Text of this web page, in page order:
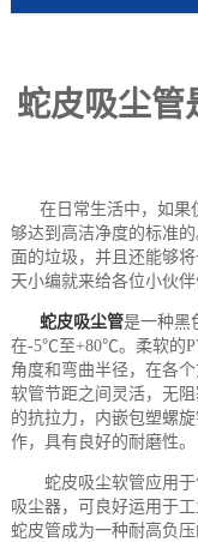
蛇皮吸尘管
在日常生活中，如果
够达到高洁净度的标准
面的垃圾，并且还能够
天小编就来给各位小伙
蛇皮吸尘管是一种黑
在-5℃至+80℃。柔软的
角度和弯曲半径，在各
软管节距之间灵活，无
的抗拉力，内嵌包塑螺
作，具有良好的耐磨性。
蛇皮吸尘软管应用于
吸尘器，可良好运用于
蛇皮管成为一种耐高负